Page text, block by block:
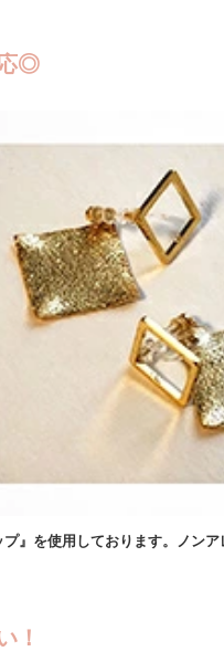
◎
』を使用しております。ノン
！